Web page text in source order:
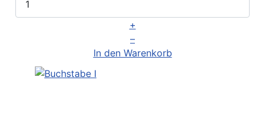
+
–
In den Warenkorb